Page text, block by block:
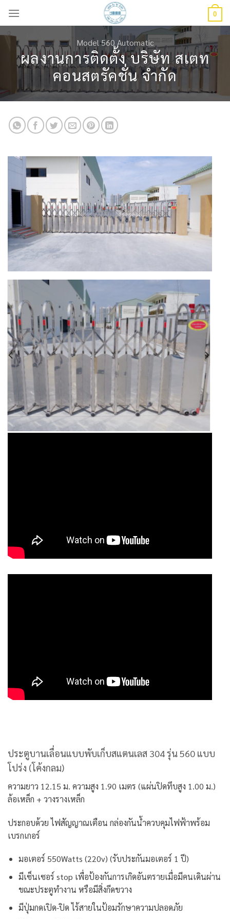
0
Model 560 Automatic
ผลงานการติดตั้ง บริษัท สเตท
คอนสตรัคชั่น จำกัด
ประตูบานเลื่อนแบบพับเก็บสแตนเลส 304 รุ่น 560 แบบ
โปร่ง (โค้งกลม)
ความยาว 12.15 ม. ความสูง 1.90 เมตร (แผ่นปิดทึบสูง 1.00 ม.)
ล้อเหล็ก + วางรางเหล็ก
ประกอบด้วย ไฟสัญญาณเตือน กล่องกันน้ำควบคุมไฟฟ้าพร้อม
เบรกเกอร์
มอเตอร์ 550Watts (220v) (รับประกันมอเตอร์ 1 ปี)
มีเซ็นเซอร์ stop เพื่อป้องกันการเกิดอันตรายเมื่อมีคนเดินผ่าน
ขณะประตูทำงาน หรือมีสิ่งกีดขวาง
มีปุ่มกดเปิด-ปิด ไร้สายในป้อมรักษาความปลอดภัย